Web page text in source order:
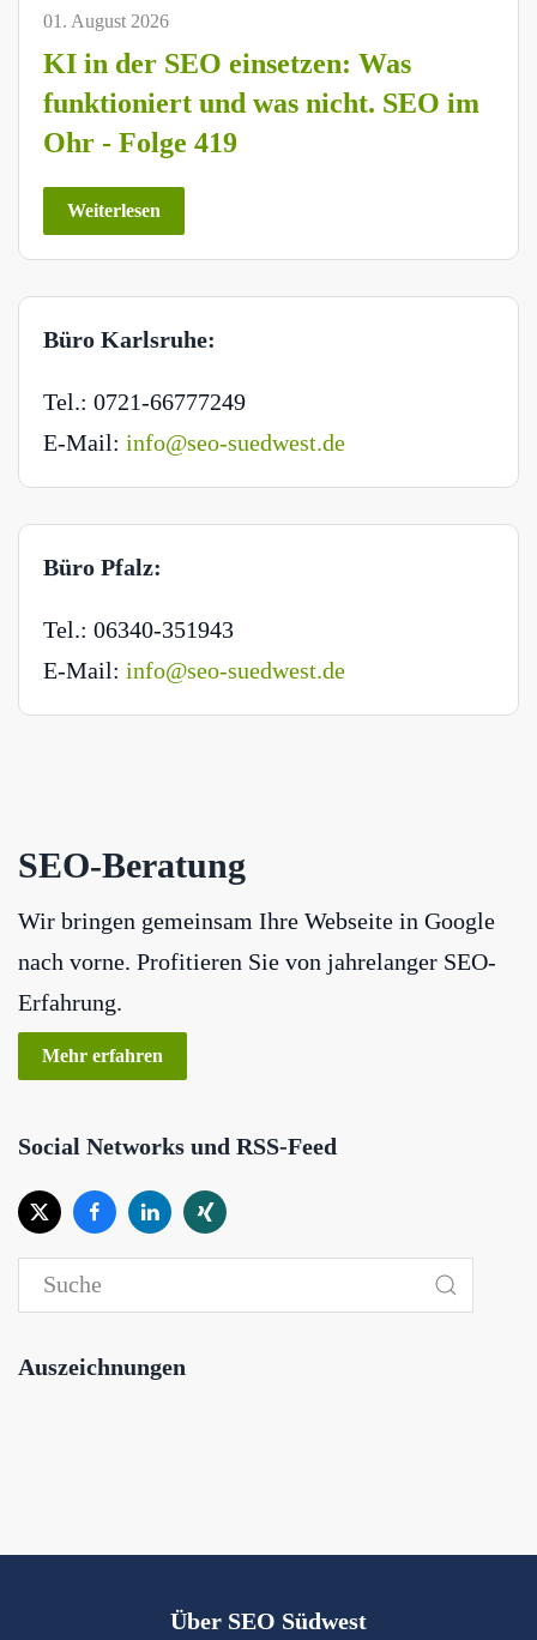
01. August 2026
KI in der SEO einsetzen: Was
funktioniert und was nicht. SEO im
Ohr - Folge 419
Weiterlesen
Büro Karlsruhe:
Tel.: 0721-66777249
E-Mail: info@seo-suedwest.de
Büro Pfalz:
Tel.: 06340-351943
E-Mail: info@seo-suedwest.de
SEO-Beratung
Wir bringen gemeinsam Ihre Webseite in Google
nach vorne. Profitieren Sie von jahrelanger SEO-
Erfahrung.
Mehr erfahren
Social Networks und RSS-Feed
Auszeichnungen
Über SEO Südwest